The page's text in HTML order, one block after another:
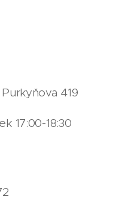
419
17:00-18:30